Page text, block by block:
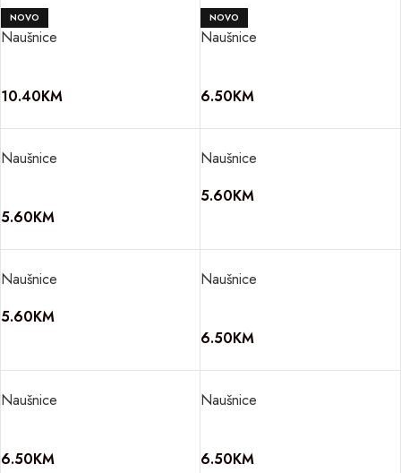
NOVO
Naušnice
10.40KM
NOVO
Naušnice
6.50KM
Naušnice
5.60KM
Naušnice
5.60KM
Naušnice
5.60KM
Naušnice
6.50KM
Naušnice
6.50KM
Naušnice
6.50KM